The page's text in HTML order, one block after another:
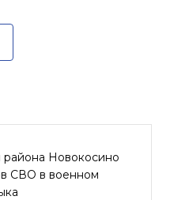
Новокосино
СВО в военном